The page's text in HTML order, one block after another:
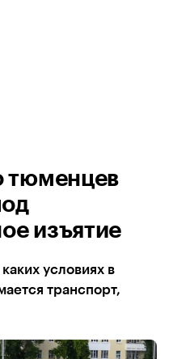
тюменцев
изъятие
условиях в
транспорт,